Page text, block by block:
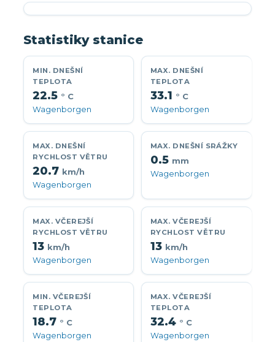
Statistiky stanice
MIN. DNEŠNÍ
TEPLOTA
22.5 ° C
Wagenborgen
MAX. DNEŠNÍ
TEPLOTA
33.1 ° C
Wagenborgen
MAX. DNEŠNÍ
RYCHLOST VĚTRU
20.7 km/h
Wagenborgen
MAX. DNEŠNÍ SRÁŽKY
0.5 mm
Wagenborgen
MAX. VČEREJŠÍ
RYCHLOST VĚTRU
13 km/h
Wagenborgen
MAX. VČEREJŠÍ
RYCHLOST VĚTRU
13 km/h
Wagenborgen
MIN. VČEREJŠÍ
TEPLOTA
18.7 ° C
Wagenborgen
MAX. VČEREJŠÍ
TEPLOTA
32.4 ° C
Wagenborgen